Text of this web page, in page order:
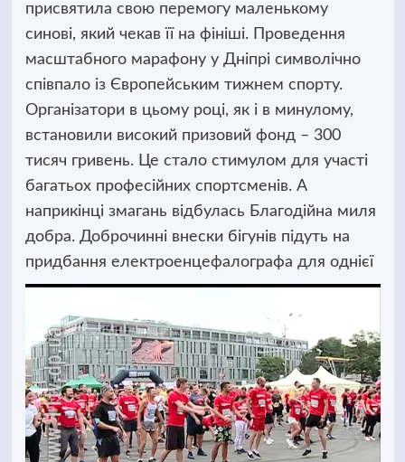
присвятила свою перемогу маленькому
синові, який чекав її на фініші. Проведення
масштабного марафону у Дніпрі символічно
співпало із Європейським тижнем спорту.
Організатори в цьому році, як і в минулому,
встановили високий призовий фонд – 300
тисяч гривень. Це стало стимулом для участі
багатьох професійних спортсменів. А
наприкінці змагань відбулась Благодійна миля
добра. Доброчинні внески бігунів підуть на
придбання електроенцефалографа для однієї